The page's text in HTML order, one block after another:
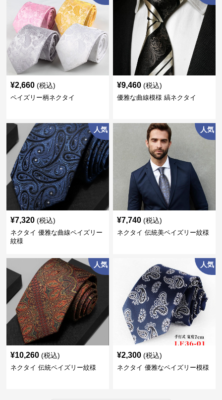
¥2,660 (税込)
ペイズリー柄ネクタイ
¥9,460 (税込)
優雅な曲線模様 縞ネクタイ
人気
¥7,320 (税込)
ネクタイ 優雅な曲線ペイズリー
紋様
人気
¥7,740 (税込)
ネクタイ 伝統美ペイズリー紋様
人気
¥10,260 (税込)
ネクタイ 伝統ペイズリー紋様
人気
¥2,300 (税込)
ネクタイ 優雅なペイズリー模様